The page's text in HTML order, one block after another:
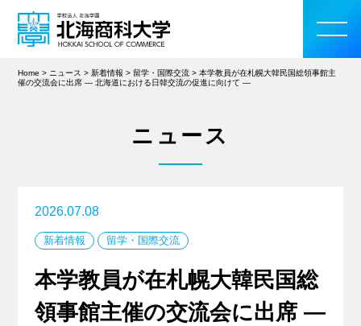
入学案内
教育・研究活動
学生生活
Home > ニュース >新着情報 >留学・国際交流 >本学教員が在札幌大韓民国総領事館主
催の交流会に出席 ― 北海道における日韓交流の促進に向けて ―
ニュース
2026.07.08
新着情報 留学・国際交流
本学教員が在札幌大韓民国総
領事館主催の交流会に出席 ―